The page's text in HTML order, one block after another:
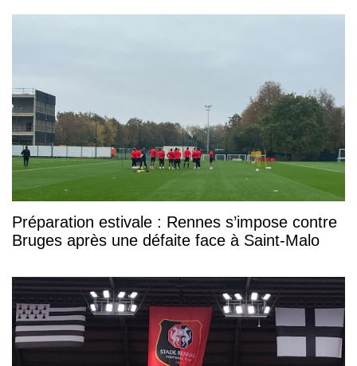
Préparation estivale : Rennes s’impose contre
Bruges après une défaite face à Saint-Malo